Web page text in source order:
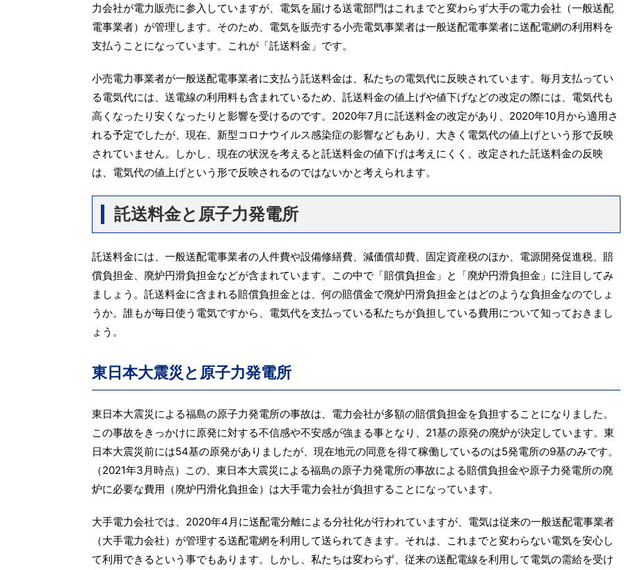
力会社が電力販売に参入していますが、電気を届ける送電部門はこれまでと変わらず大手の電力会社（一般送配
電事業者）が管理します。そのため、電気を販売する小売電気事業者は一般送配電事業者に送配電網の利用料を
支払うことになっています。これが「託送料金」です。
小売電力事業者が一般送配電事業者に支払う託送料金は、私たちの電気代に反映されています。毎月支払ってい
る電気代には、送電線の利用料も含まれているため、託送料金の値上げや値下げなどの改定の際には、電気代も
高くなったり安くなったりと影響を受けるのです。2020年7月に託送料金の改定があり、2020年10月から適用さ
れる予定でしたが、現在、新型コロナウイルス感染症の影響などもあり、大きく電気代の値上げという形で反映
されていません。しかし、現在の状況を考えると託送料金の値下げは考えにくく、改定された託送料金の反映
は、電気代の値上げという形で反映されるのではないかと考えられます。
託送料金と原子力発電所
託送料金には、一般送配電事業者の人件費や設備修繕費、減価償却費、固定資産税のほか、電源開発促進税、賠
償負担金、廃炉円滑負担金などが含まれています。この中で「賠償負担金」と「廃炉円滑負担金」に注目してみ
ましょう。託送料金に含まれる賠償負担金とは、何の賠償金で廃炉円滑負担金とはどのような負担金なのでしょ
うか。誰もが毎日使う電気ですから、電気代を支払っている私たちが負担している費用について知っておきまし
ょう。
東日本大震災と原子力発電所
東日本大震災による福島の原子力発電所の事故は、電力会社が多額の賠償負担金を負担することになりました。
この事故をきっかけに原発に対する不信感や不安感が強まる事となり、21基の原発の廃炉が決定しています。東
日本大震災前には54基の原発がありましたが、現在地元の同意を得て稼働しているのは5発電所の9基のみです。
（2021年3月時点）この、東日本大震災による福島の原子力発電所の事故による賠償負担金や原子力発電所の廃
炉に必要な費用（廃炉円滑化負担金）は大手電力会社が負担することになっています。
大手電力会社では、2020年4月に送配電分離による分社化が行われていますが、電気は従来の一般送配電事業者
（大手電力会社）が管理する送配電網を利用して送られてきます。それは、これまでと変わらない電気を安心し
て利用できるという事でもあります。しかし、私たちは変わらず、従来の送配電線を利用して電気の需給を受け